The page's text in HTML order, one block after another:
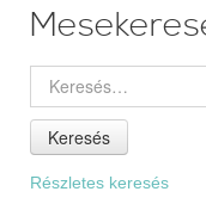
Keresés
Részletes keresés